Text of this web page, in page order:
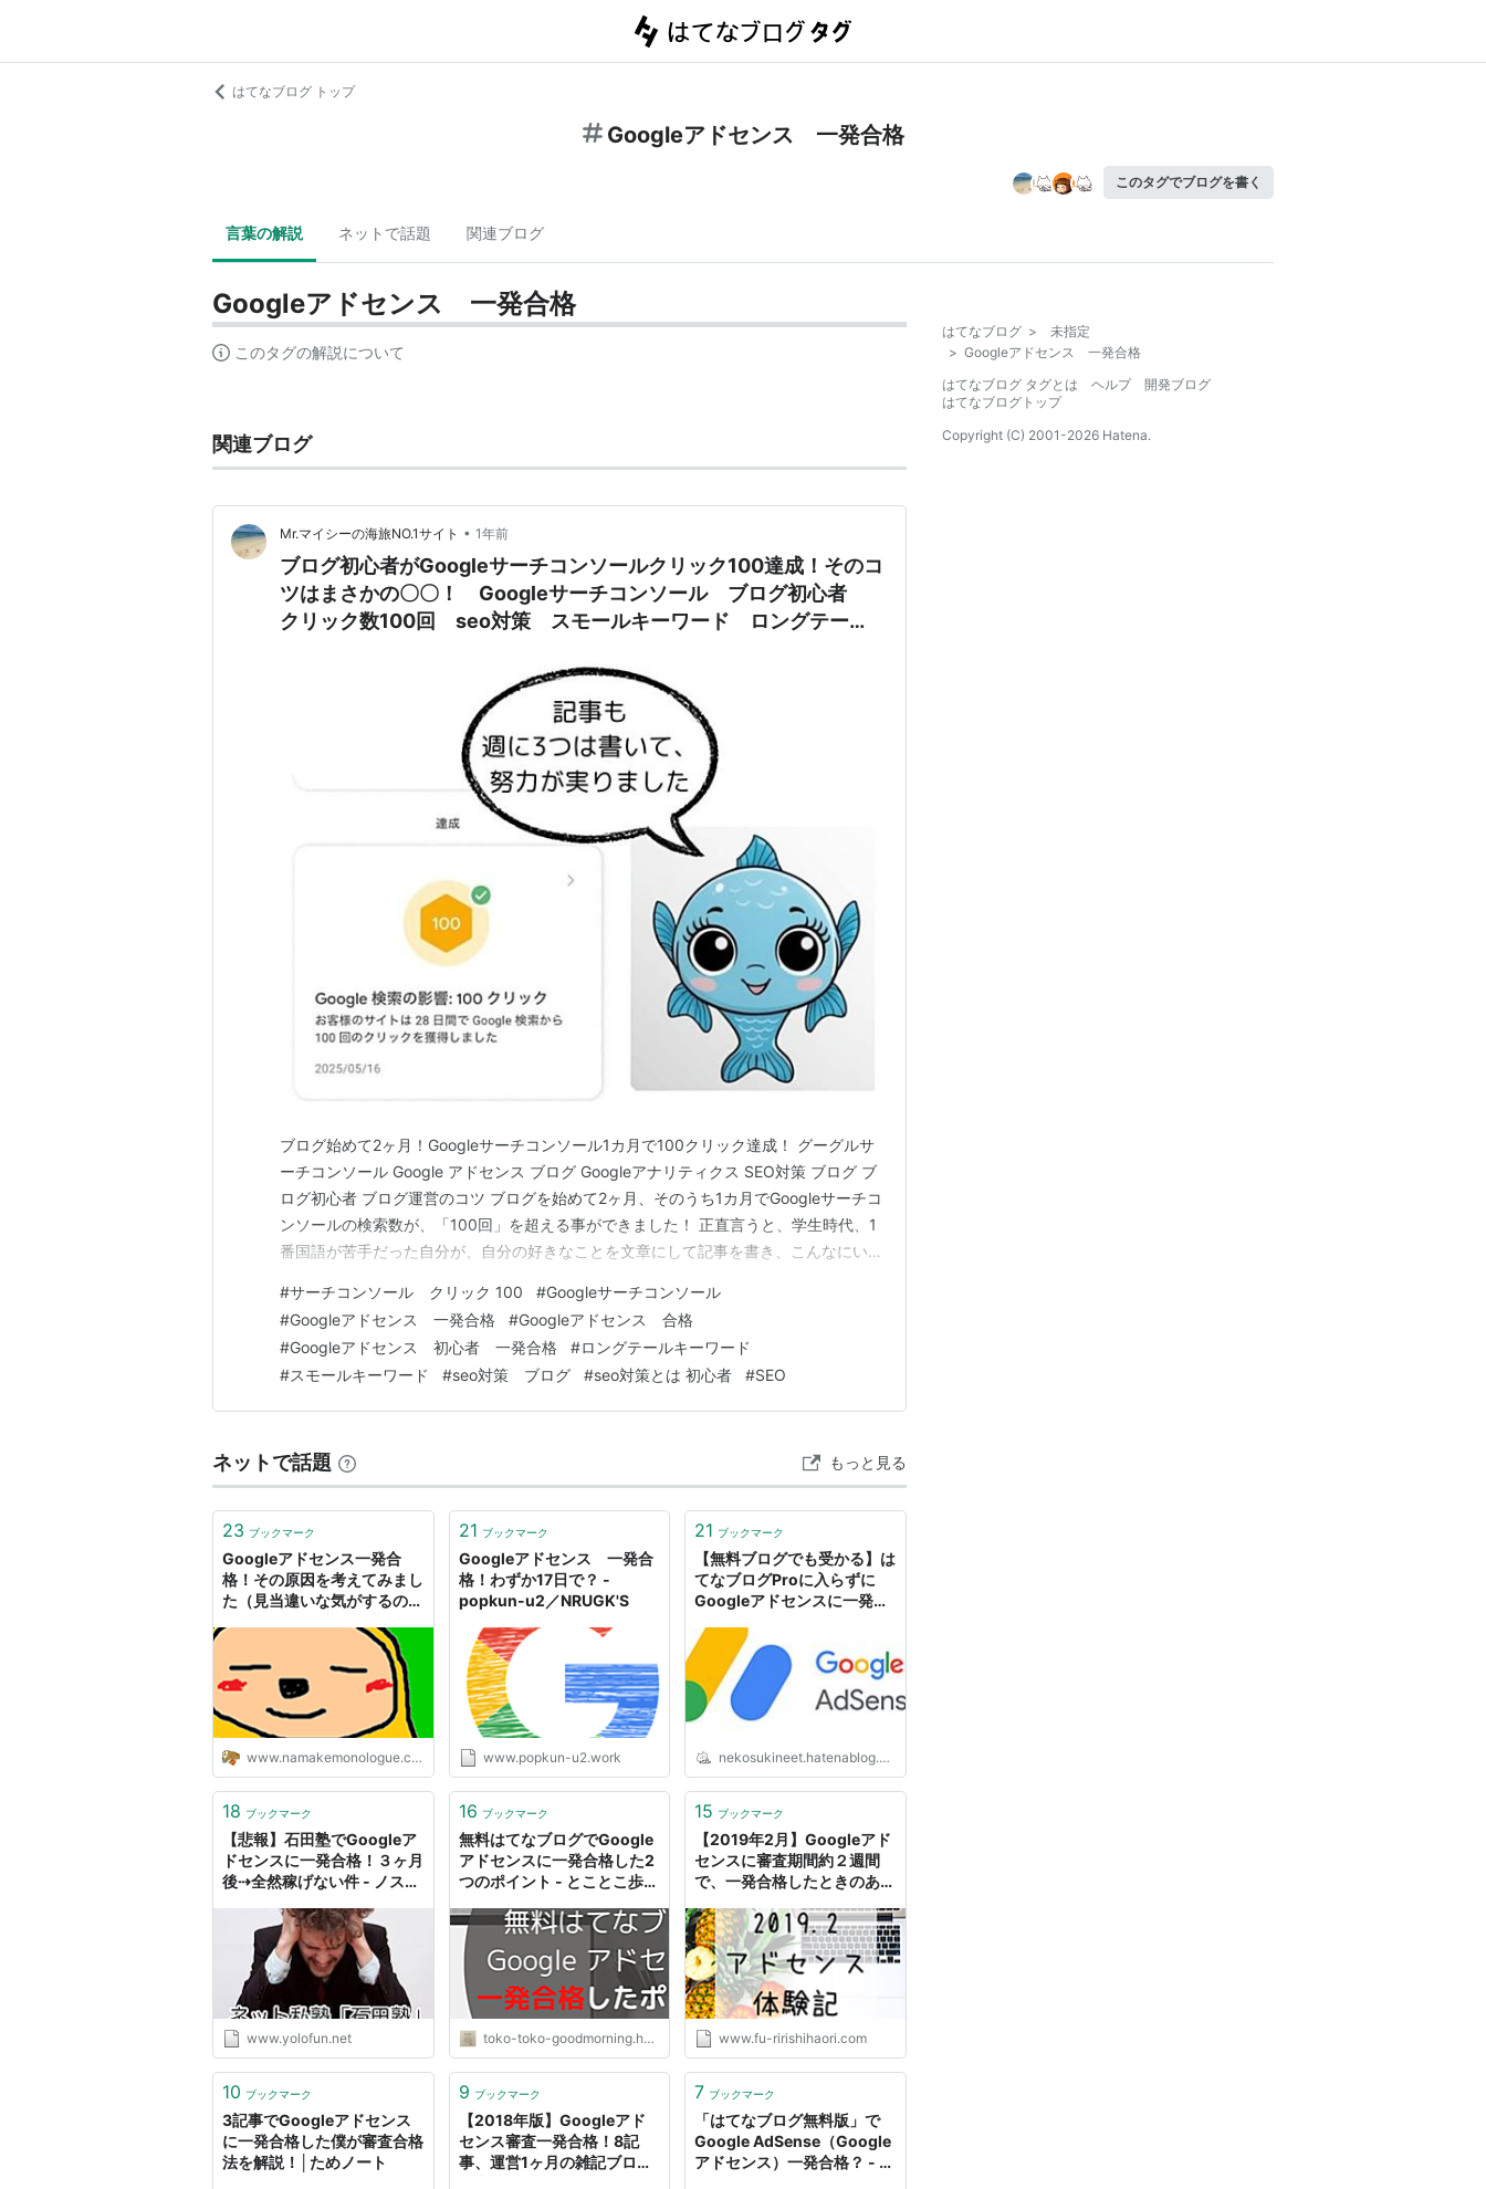
はてなブログ トップ
Googleアドセンス 一発合格
このタグでブログを書く
言葉の解説 ネットで話題 関連ブログ
Googleアドセンス 一発合格
このタグの解説について
関連ブログ
Mr.マイシーの海旅NO.1サイト • 1年前
ブログ初心者がGoogleサーチコンソールクリック100達成！そのコ
ツはまさかの〇〇！ Googleサーチコンソール ブログ初心者
クリック数100回 seo対策 スモールキーワード ロングテール
ブログ始めて2ヶ月！Googleサーチコンソール1カ月で100クリック達成！ グーグルサ
ーチコンソール Google アドセンス ブログ Googleアナリティクス SEO対策 ブログ ブ
ログ初心者 ブログ運営のコツ ブログを始めて2ヶ月、そのうち1カ月でGoogleサーチコ
ンソールの検索数が、「100回」を超える事ができました！ 正直言うと、学生時代、1
番国語が苦手だった自分が、自分の好きなことを文章にして記事を書き、こんなにいろ
期間で検索数100達成した、独自のコツをこっそりお教えしますので、ぜひ最後までお
読み…
#サーチコンソール クリック 100 #Googleサーチコンソール
#Googleアドセンス 一発合格 #Googleアドセンス 合格
#Googleアドセンス 初心者 一発合格 #ロングテールキーワード
#スモールキーワード #seo対策 ブログ #seo対策とは 初心者 #SEO
ネットで話題 もっと見る
23 ブックマーク
Googleアドセンス一発合
格！その原因を考えてみまし
た（見当違いな気がするの
もらいたいです） - ナマケモ
ノろーぐ
www.namakemonologue.com
21 ブックマーク
Googleアドセンス 一発合
格！わずか17日で？ -
popkun-u2／NRUGK'S
www.popkun-u2.work
21 ブックマーク
【無料ブログでも受かる】は
てなブログProに入らずに
Googleアドセンスに一発合
ネコスキーブログ
nekosukineet.hatenablog.com
18 ブックマーク
【悲報】石田塾でGoogleア
ドセンスに一発合格！３ヶ月
後⇢全然稼げない件 - ノスタ
www.yolofun.net
16 ブックマーク
無料はてなブログでGoogle
アドセンスに一発合格した2
つのポイント - とことこ歩く
toko-toko-goodmorning.hatenablog.com
15 ブックマーク
【2019年2月】Googleアド
センスに審査期間約２週間
で、一発合格したときのあれ
www.fu-ririshihaori.com
10 ブックマーク
3記事でGoogleアドセンス
に一発合格した僕が審査合格
法を解説！│ためノート
9 ブックマーク
【2018年版】Googleアド
センス審査一発合格！8記
事、運営1ヶ月の雑記ブログ
7 ブックマーク
「はてなブログ無料版」で
Google AdSense（Google
アドセンス）一発合格？ - わ
はてなブログ >
未指定
> Googleアドセンス 一発合格
はてなブログ タグとは
ヘルプ
開発ブログ
はてなブログトップ
Copyright (C) 2001-2026 Hatena.